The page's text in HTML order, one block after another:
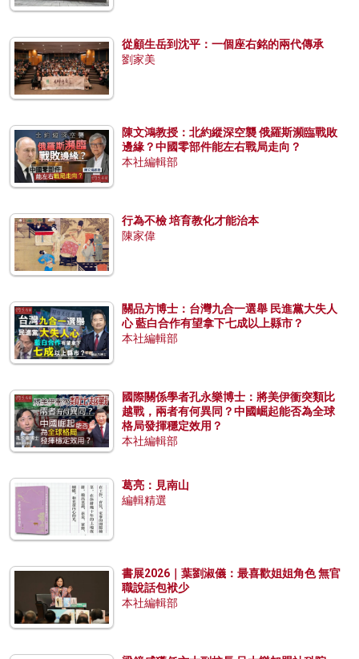
從顧生岳到沈平：一個座右銘的兩代傳承
劉家美
陳文鴻教授：北約縱深空襲 俄羅斯瀕臨戰敗
邊緣？中國零部件能左右戰局走向？
本社編輯部
行為不檢 培育教化才能治本
陳家偉
關品方博士：台灣九合一選舉 民進黨大失人
心 藍白合作有望拿下七成以上縣市？
本社編輯部
國際關係學者孔永樂博士：將美伊衝突類比
越戰，兩者有何異同？中國崛起能否為全球
格局發揮穩定效用？
本社編輯部
葛亮：見南山
編輯精選
書展2026｜葉劉淑儀：最喜歡姐姐角色 無官
職說話包袱少
本社編輯部